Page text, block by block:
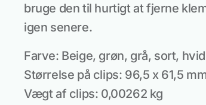
bruge den til hurtigt at fjerne
igen senere.
Farve: Beige, grøn, grå, sort, hvid
Størrelse på clips: 96,5 x 61,5
Vægt af clips: 0,00262 kg